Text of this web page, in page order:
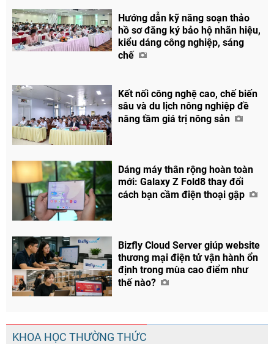
Hướng dẫn kỹ năng soạn thảo
hồ sơ đăng ký bảo hộ nhãn hiệu,
kiểu dáng công nghiệp, sáng
chế
Kết nối công nghệ cao, chế biến
sâu và du lịch nông nghiệp đề
nâng tầm giá trị nông sản
Dáng máy thân rộng hoàn toàn
mới: Galaxy Z Fold8 thay đổi
cách bạn cầm điện thoại gập
Bizfly Cloud Server giúp website
thương mại điện tử vận hành ổn
định trong mùa cao điểm như
thế nào?
KHOA HỌC THƯỜNG THỨC